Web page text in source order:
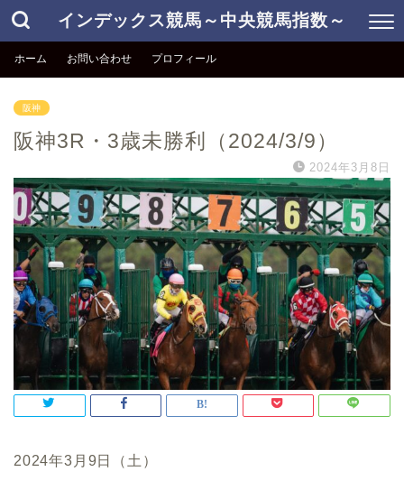
インデックス競馬～中央競馬指数～
ホーム お問い合わせ プロフィール
阪神
阪神3R・3歳未勝利（2024/3/9）
2024年3月8日
2024年3月9日（土）